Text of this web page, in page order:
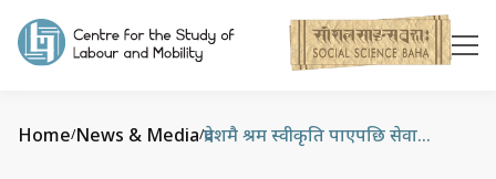
Home/News & Media/ प्रदेशमै श्रम स्वीकृति पाएपछि सेवाग्राही उत्साहित